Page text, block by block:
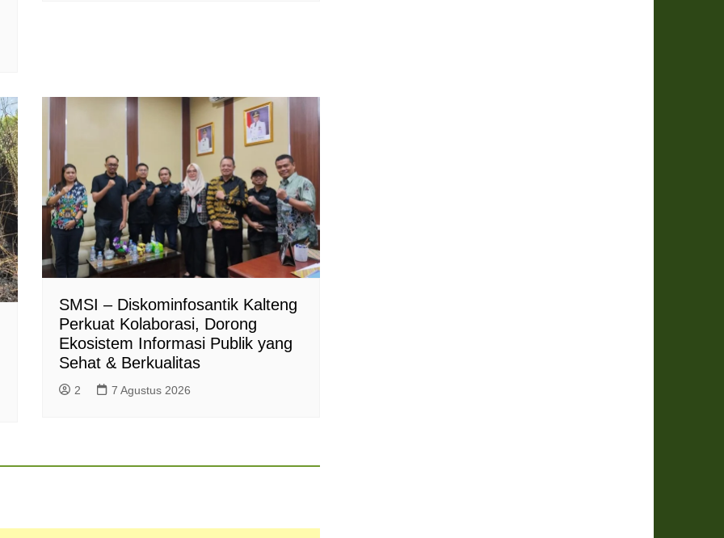
SMSI – Diskominfosantik Kalteng
Perkuat Kolaborasi, Dorong
Ekosistem Informasi Publik yang
Sehat & Berkualitas
2 7 Agustus 2026